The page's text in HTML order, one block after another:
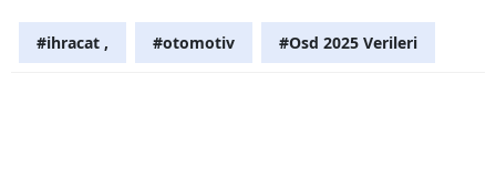
#ihracat , #otomotiv #Osd 2025 Verileri